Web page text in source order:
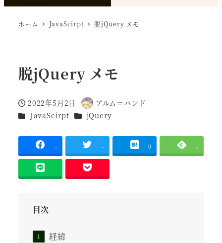
ホーム JavaScirpt 脱jQuery メモ
脱jQuery メモ
投稿日
2022年5月2日
著
者
アルム＝バンド
カテゴリー
JavaScirpt カテゴリー
jQuery
- - 0 -
目次
経緯